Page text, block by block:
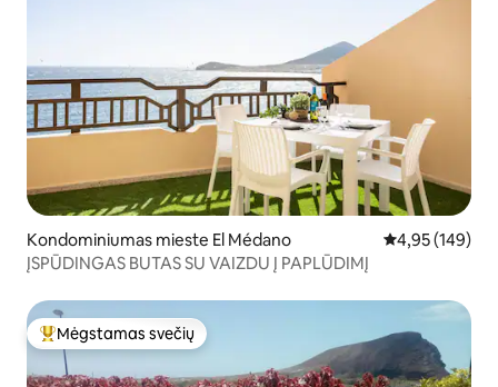
Kondominiumas mieste El Médano Vidutinis
4,95 (149)
ĮSPŪDINGAS BUTAS SU VAIZDU Į PAPLŪDIMĮ
Svečių mėgstamiausias
Mėgstamas svečių